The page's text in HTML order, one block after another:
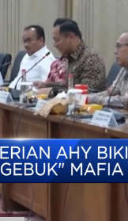
Point CNBC